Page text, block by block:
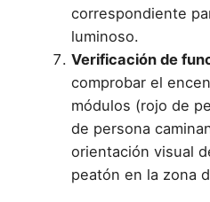
correspondiente
luminoso.
Verificación de
comprobar el
módulos (rojo de
de persona
orientación visual
peatón en la zona